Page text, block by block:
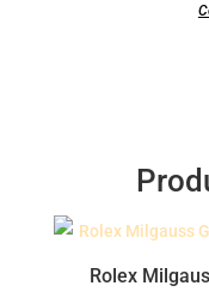
Rolex